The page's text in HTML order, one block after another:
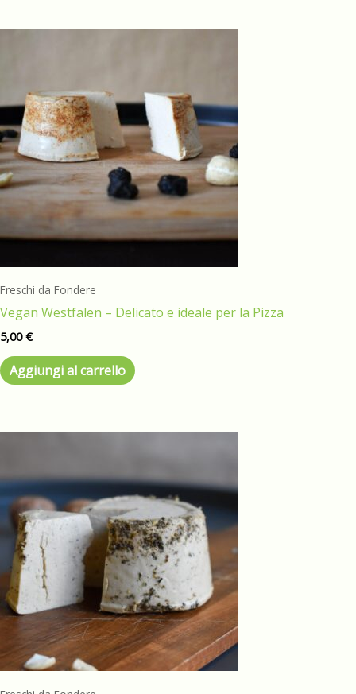
Freschi da Fondere
Vegan Westfalen – Delicato e ideale per la Pizza
5,00€
Aggiungi al carrello